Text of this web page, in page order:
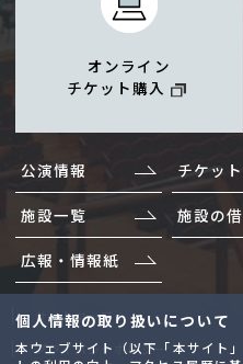
個人情報の取り扱いについて
本ウェブサイト（以下「本サイト
オンライン
チケット購入
公演情報 チケッ
施設一覧 施設の
広報・情報紙
サイトマップ
プライバシーポリシー